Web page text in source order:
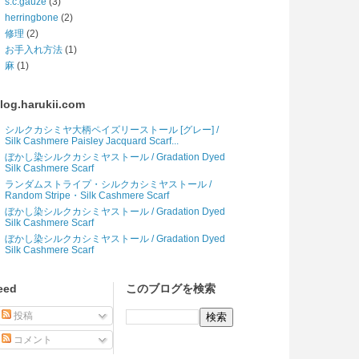
herringbone (2)
修理 (2)
お手入れ方法 (1)
麻 (1)
シルクカシミヤ大柄ペイズリーストール [グレー] /
Silk Cashmere Paisley Jacquard Scarf...
ぼかし染シルクカシミヤストール / Gradation Dyed
Silk Cashmere Scarf
ランダムストライプ・シルクカシミヤストール /
Random Stripe・Silk Cashmere Scarf
ぼかし染シルクカシミヤストール / Gradation Dyed
Silk Cashmere Scarf
ぼかし染シルクカシミヤストール / Gradation Dyed
Silk Cashmere Scarf
投稿
コメント
このブログを検索